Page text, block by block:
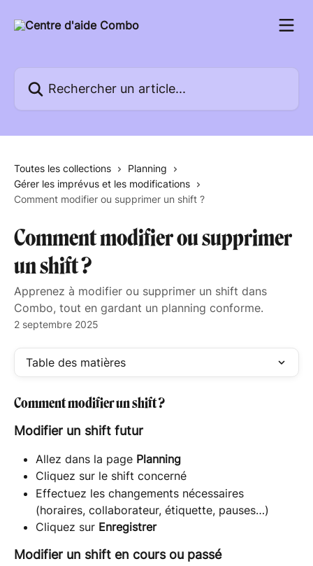
Toutes les collections
Planning
Gérer les imprévus et les modifications
Comment modifier ou supprimer un shift ?
Comment modifier ou supprimer
un shift ?
Apprenez à modifier ou supprimer un shift dans
Combo, tout en gardant un planning conforme.
2 septembre 2025
Table des matières
Comment modifier un shift ?
Modifier un shift futur
Allez dans la page Planning
Cliquez sur le shift concerné
Effectuez les changements nécessaires
(horaires, collaborateur, étiquette, pauses…)
Cliquez sur Enregistrer
Modifier un shift en cours ou passé